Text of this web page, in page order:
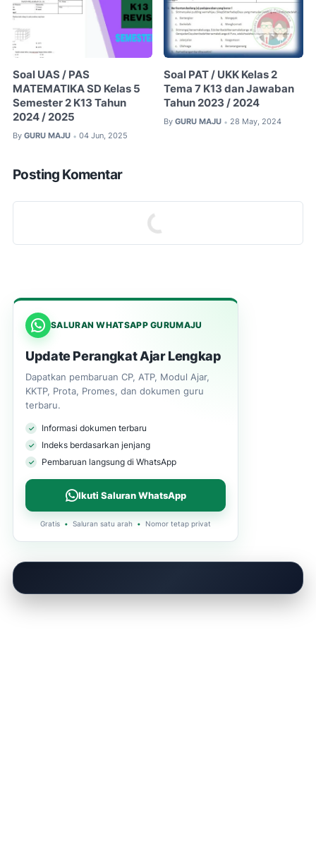
Soal UAS / PAS
MATEMATIKA SD Kelas 5
Semester 2 K13 Tahun
2024 / 2025
By GURU MAJU • 04 Jun, 2025
Soal PAT / UKK Kelas 2
Tema 7 K13 dan Jawaban
Tahun 2023 / 2024
By GURU MAJU • 28 May, 2024
Posting Komentar
SALURAN WHATSAPP GURUMAJU
Update Perangkat Ajar Lengkap
Dapatkan pembaruan CP, ATP, Modul Ajar,
KKTP, Prota, Promes, dan dokumen guru
terbaru.
Informasi dokumen terbaru
Indeks berdasarkan jenjang
Pembaruan langsung di WhatsApp
Ikuti Saluran WhatsApp
Gratis • Saluran satu arah • Nomor tetap privat